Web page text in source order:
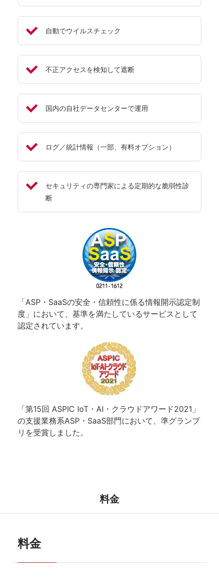
自動でウイルスチェック
不正アクセスを検知して遮断
国内の自社データセンターで運用
ログ／統計情報（一部、有料オプション）
セキュリティの専門家による定期的な脆弱性診
断
「ASP・SaaSの安全・信頼性に係る情報開示認定制
度」において、基準を満たしているサービスとして
認定されています。
「第15回 ASPIC IoT・AI・クラウドアワード2021」
の支援業務系ASP・SaaS部門において、準グランプ
リを受賞しました。
料金
料金